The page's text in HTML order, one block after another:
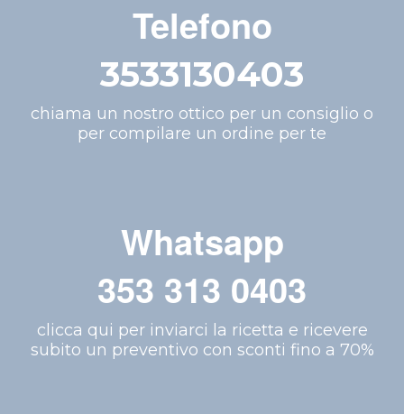
Telefono
3533130403
chiama un nostro ottico per un consiglio o
per compilare un ordine per te
Whatsapp
353 313 0403
clicca qui per inviarci la ricetta e ricevere
subito un preventivo con sconti fino a 70%